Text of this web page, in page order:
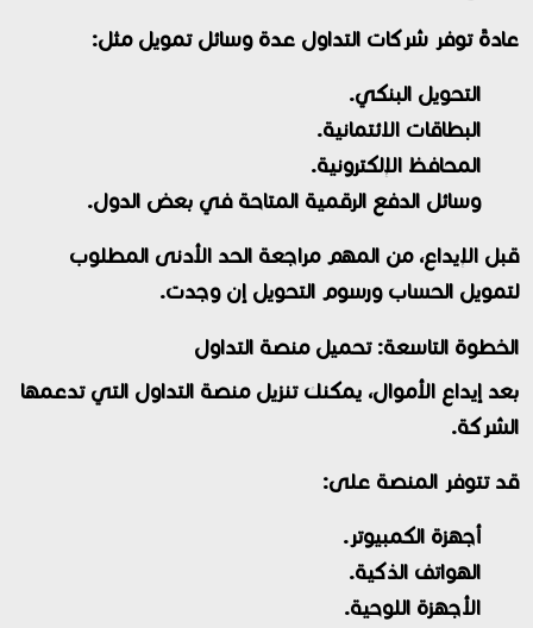
عادةً توفر شركات التداول عدة وسائل تمويل مثل:
التحويل البنكي.
البطاقات الائتمانية.
المحافظ الإلكترونية.
وسائل الدفع الرقمية المتاحة في بعض الدول.
قبل الإيداع، من المهم مراجعة الحد الأدنى المطلوب
لتمويل الحساب ورسوم التحويل إن وجدت.
الخطوة التاسعة: تحميل منصة التداول
بعد إيداع الأموال، يمكنك تنزيل منصة التداول التي تدعمها
الشركة.
قد تتوفر المنصة على:
أجهزة الكمبيوتر.
الهواتف الذكية.
الأجهزة اللوحية.